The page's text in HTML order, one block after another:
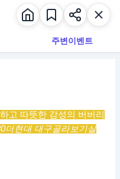
주변이벤트
고 따뜻한 감성의 버버리
더현대 대구골라보기실